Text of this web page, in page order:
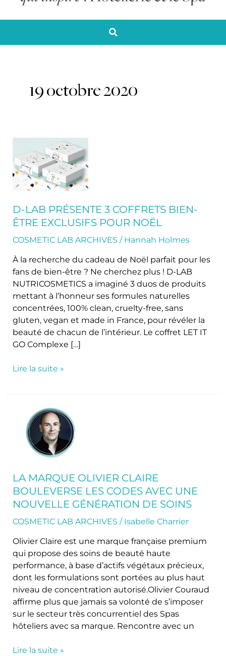
19 octobre 2020
D-LAB PRÉSENTE 3 COFFRETS BIEN-
ÊTRE EXCLUSIFS POUR NOËL
COSMETIC LAB ARCHIVES / Hannah Holmes
À la recherche du cadeau de Noël parfait pour les
fans de bien-être ? Ne cherchez plus ! D-LAB
NUTRICOSMETICS a imaginé 3 duos de produits
mettant à l’honneur ses formules naturelles
concentrées, 100% clean, cruelty-free, sans
gluten, vegan et made in France, pour révéler la
beauté de chacun de l’intérieur. Le coffret LET IT
GO Complexe […]
présente
3
coffrets
bien-
être
exclusifs
pour
Lire la suite »
LA MARQUE OLIVIER CLAIRE
BOULEVERSE LES CODES AVEC UNE
NOUVELLE GÉNÉRATION DE SOINS
COSMETIC LAB ARCHIVES / Isabelle Charrier
Olivier Claire est une marque française premium
qui propose des soins de beauté haute
performance, à base d’actifs végétaux précieux,
dont les formulations sont portées au plus haut
niveau de concentration autorisé.Olivier Couraud
affirme plus que jamais sa volonté de s’imposer
sur le secteur très concurrentiel des Spas
hôteliers avec sa marque. Rencontre avec un
marque
Olivier
Claire
bouleverse
les
codes
avec
une
nouvelle
de
soins
Lire la suite »